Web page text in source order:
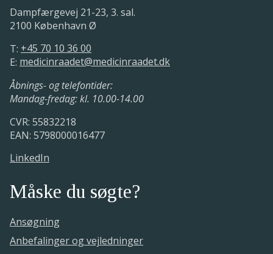
Dampfærgevej 21-23, 3. sal.
2100 København Ø
T: +45 70 10 36 00
E: medicinraadet@medicinraadet.dk
Åbnings- og telefontider:
Mandag-fredag: kl. 10.00-14.00
CVR: 55832218
EAN: 5798000016477
LinkedIn
Måske du søgte?
Ansøgning
Anbefalinger og vejledninger